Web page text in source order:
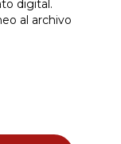
digital.
al archivo